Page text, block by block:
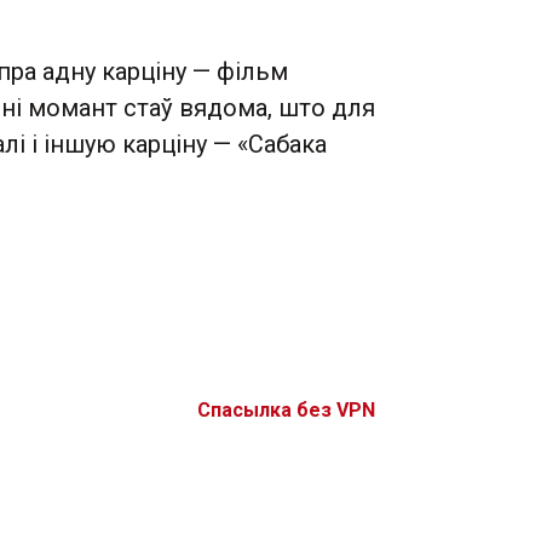
адну карціну — фільм
момант стаў вядома, што для
і іншую карціну — «Сабака
Спасылка без VPN